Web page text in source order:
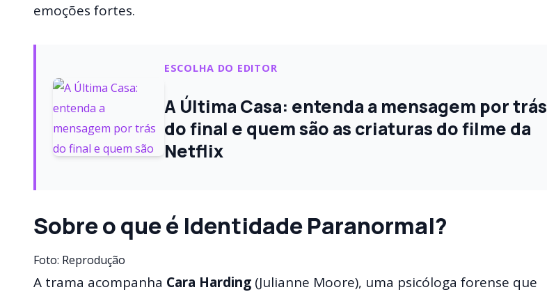
emoções fortes.
ESCOLHA DO EDITOR
A Última Casa: entenda a mensagem por trás
do final e quem são as criaturas do filme da
Netflix
Sobre o que é Identidade Paranormal?
Foto: Reprodução
A trama acompanha Cara Harding (Julianne Moore), uma psicóloga forense que